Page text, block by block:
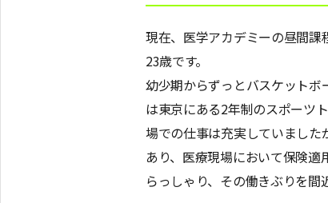
現在、医学アカデミーの昼間
23歳です。
幼少期からずっとバスケット
は東京にある2年制のスポーツ
場での仕事は充実していまし
あり、医療現場において保険
らっしゃり、その働きぶりを間